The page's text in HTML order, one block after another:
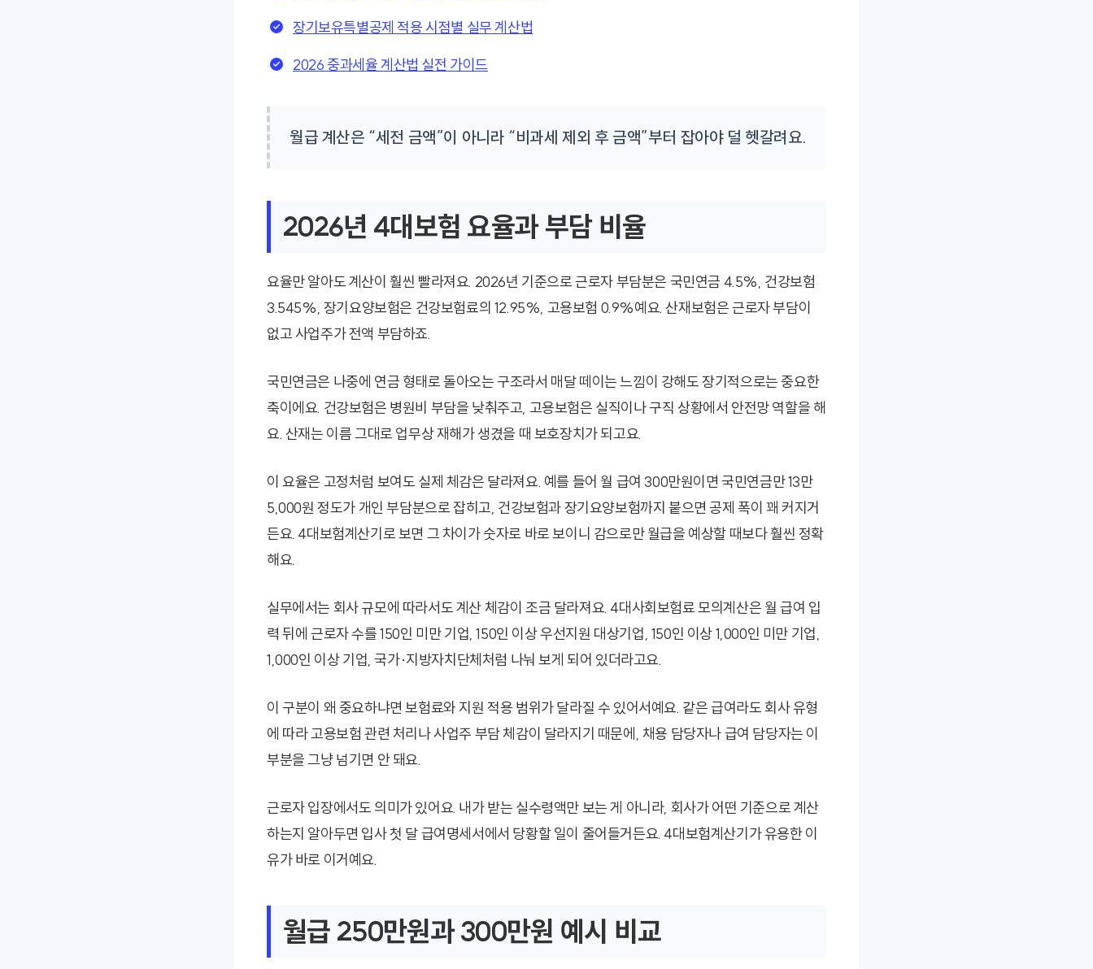
장기보유특별공제 적용 시점별 실무 계산법
2026 중과세율 계산법 실전 가이드
월급 계산은 “세전 금액”이 아니라 “비과세 제외 후 금액”부터 잡아야 덜 헷갈려요.
2026년 4대보험 요율과 부담 비율
요율만 알아도 계산이 훨씬 빨라져요. 2026년 기준으로 근로자 부담분은 국민연금 4.5%, 건강보험
3.545%, 장기요양보험은 건강보험료의 12.95%, 고용보험 0.9%예요. 산재보험은 근로자 부담이
없고 사업주가 전액 부담하죠.
국민연금은 나중에 연금 형태로 돌아오는 구조라서 매달 떼이는 느낌이 강해도 장기적으로는 중요한
축이에요. 건강보험은 병원비 부담을 낮춰주고, 고용보험은 실직이나 구직 상황에서 안전망 역할을 해
요. 산재는 이름 그대로 업무상 재해가 생겼을 때 보호장치가 되고요.
이 요율은 고정처럼 보여도 실제 체감은 달라져요. 예를 들어 월 급여 300만원이면 국민연금만 13만
5,000원 정도가 개인 부담분으로 잡히고, 건강보험과 장기요양보험까지 붙으면 공제 폭이 꽤 커지거
든요. 4대보험계산기로 보면 그 차이가 숫자로 바로 보이니 감으로만 월급을 예상할 때보다 훨씬 정확
해요.
실무에서는 회사 규모에 따라서도 계산 체감이 조금 달라져요. 4대사회보험료 모의계산은 월 급여 입
력 뒤에 근로자 수를 150인 미만 기업, 150인 이상 우선지원 대상기업, 150인 이상 1,000인 미만 기업,
1,000인 이상 기업, 국가·지방자치단체처럼 나눠 보게 되어 있더라고요.
이 구분이 왜 중요하냐면 보험료와 지원 적용 범위가 달라질 수 있어서예요. 같은 급여라도 회사 유형
에 따라 고용보험 관련 처리나 사업주 부담 체감이 달라지기 때문에, 채용 담당자나 급여 담당자는 이
부분을 그냥 넘기면 안 돼요.
근로자 입장에서도 의미가 있어요. 내가 받는 실수령액만 보는 게 아니라, 회사가 어떤 기준으로 계산
하는지 알아두면 입사 첫 달 급여명세서에서 당황할 일이 줄어들거든요. 4대보험계산기가 유용한 이
유가 바로 이거예요.
월급 250만원과 300만원 예시 비교